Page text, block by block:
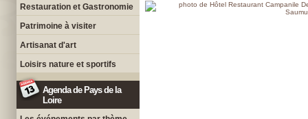
Restauration et Gastronomie
Patrimoine à visiter
Artisanat d'art
Loisirs nature et sportifs
Agenda de Pays de la
Loire